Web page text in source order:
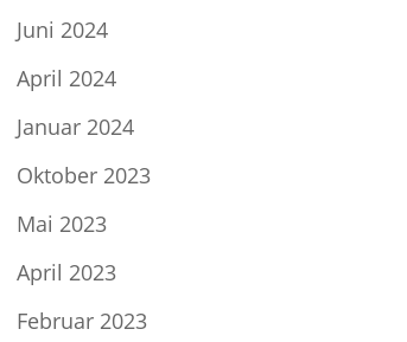
Juni 2024
April 2024
Januar 2024
Oktober 2023
Mai 2023
April 2023
Februar 2023